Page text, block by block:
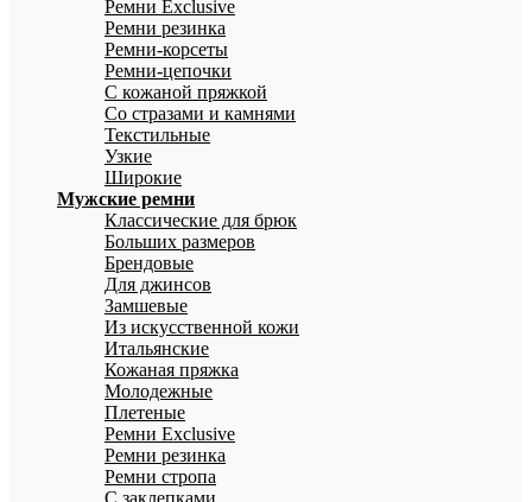
Ремни Exclusive
Ремни резинка
Ремни-корсеты
Ремни-цепочки
С кожаной пряжкой
Со стразами и камнями
Текстильные
Узкие
Широкие
Мужские ремни
Классические для брюк
Больших размеров
Брендовые
Для джинсов
Замшевые
Из искусственной кожи
Итальянские
Кожаная пряжка
Молодежные
Плетеные
Ремни Exclusive
Ремни резинка
Ремни стропа
С заклепками